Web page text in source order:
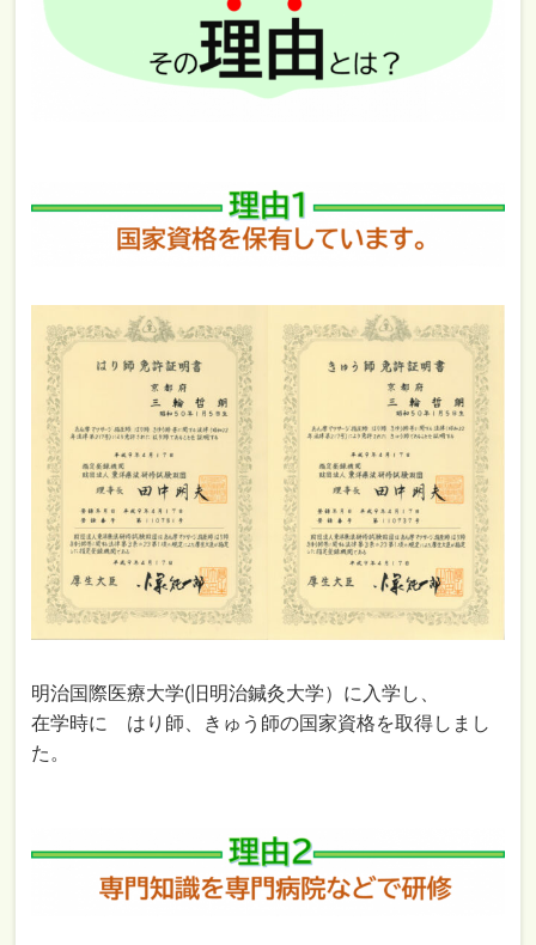
明治国際医療大学(旧明治鍼灸大学）に入学し、
在学時に はり師、きゅう師の国家資格を取得しまし
た。